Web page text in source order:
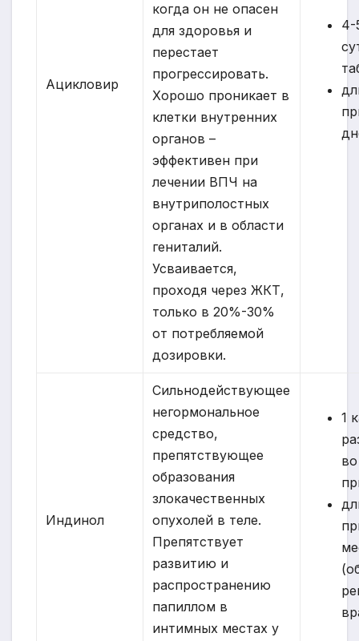
Ацикловир
когда он не опасен
для здоровья и
перестает
прогрессировать.
Хорошо проникает в
клетки внутренних
органов –
эффективен при
лечении ВПЧ на
внутриполостных
органах и в области
гениталий.
Усваивается,
проходя через ЖКТ,
только в 20%-30%
от потребляемой
дозировки.
4-
Индинол
Сильнодействующее
негормональное
средство,
препятствующее
образования
злокачественных
опухолей в теле.
Препятствует
развитию и
распространению
папиллом в
интимных местах у
1